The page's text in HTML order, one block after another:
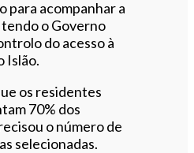
para acompanhar a
o Governo
do acesso à
Islão.
os residentes
70% dos
o número de
selecionadas.